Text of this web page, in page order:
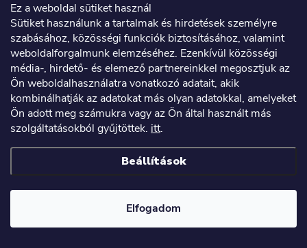
Ez a weboldal sütiket használ
Sütiket használunk a tartalmak és hirdetések személyre
szabásához, közösségi funkciók biztosításához, valamint
weboldalforgalmunk elemzéséhez. Ezenkívül közösségi
média-, hirdető- és elemező partnereinkkel megosztjuk az
Ön weboldalhasználatra vonatkozó adatait, akik
kombinálhatják az adatokat más olyan adatokkal, amelyeket
Ön adott meg számukra vagy az Ön által használt más
szolgáltatásokból gyűjtöttek. itt.
Beállítások
Elfogadom